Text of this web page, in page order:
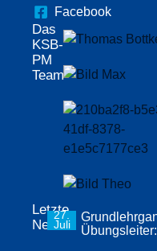
Facebook
Das
KSB-
PM
Team
Letzte
News
27.
Juli